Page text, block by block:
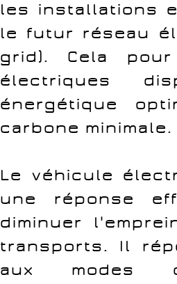
les installations
le futur réseau
grid). Cela
électriques
énergétique
carbone minimale.
Le véhicule
une réponse
diminuer
transports. Il
aux modes